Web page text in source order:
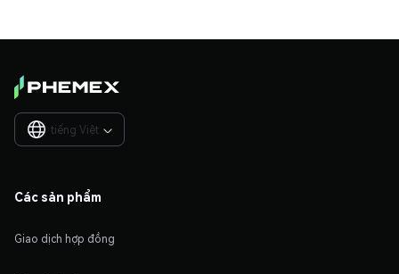
tiếng Việt 
Các sản phẩm
Giao dịch hợp đồng